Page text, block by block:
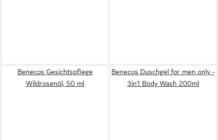
Benecos Gesichtspflege
Wildrosenöl, 50 ml
Benecos Duschgel for men only -
3in1 Body Wash 200ml